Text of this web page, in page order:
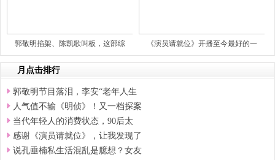
郭敬明掐架、陈凯歌叫板，这部综 《演员请就位》开播至今最好的一
月点击排行
郭敬明节目落泪，李安“老年人生
人气值不输《明侦》！又一档探案
当代年轻人的消费状态，90后太
感谢《演员请就位》，让我发现了
说孔垂楠私生活混乱是臆想？女友